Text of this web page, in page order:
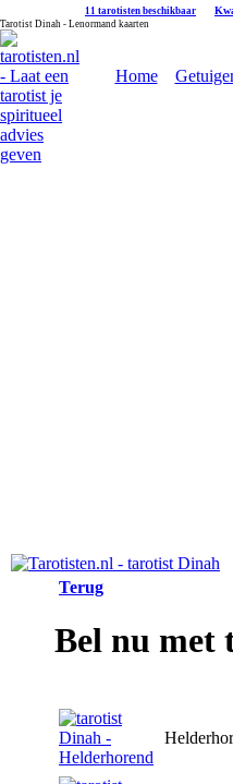
11 tarotisten beschikbaar
Tarotist Dinah - Lenormand kaarten
Home
Terug
Bel nu met